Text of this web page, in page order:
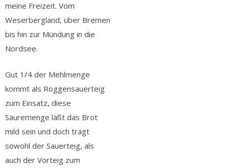
meine Freizeit. Vom
Weserbergland, über Bremen
bis hin zur Mündung in die
Nordsee.
Gut 1/4 der Mehlmenge
kommt als Roggensauerteig
zum Einsatz, diese
Säuremenge läßt das Brot
mild sein und doch trägt
sowohl der Sauerteig, als
auch der Vorteig zum